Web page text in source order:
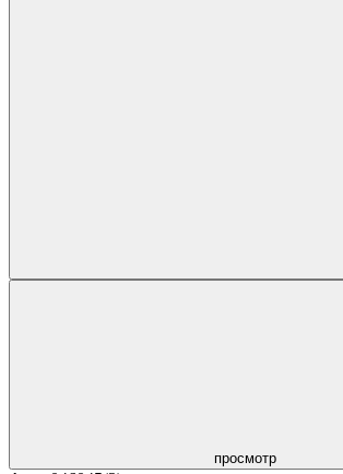
просмотр